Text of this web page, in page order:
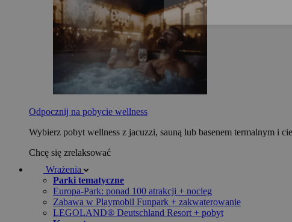
Odpocznij na pobycie wellness
Wybierz pobyt wellness z jacuzzi, sauną lub basenem termalnym i
Chcę się zrelaksować
Wrażenia
Parki tematyczne
Europa-Park: ponad 100 atrakcji + nocleg
Zabawa w Playmobil Funpark + zakwaterowanie
LEGOLAND® Deutschland Resort + pobyt